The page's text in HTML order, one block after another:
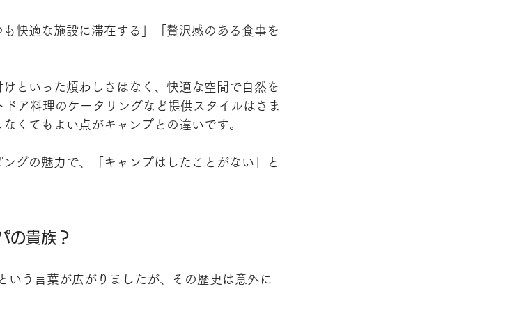
快適な施設に滞在する」「贅沢感のある食事を
といった煩わしさはなく、快適な空間で自然を
ア料理のケータリングなど提供スタイルはさま
くてもよい点がキャンプとの違いです。
グの魅力で、「キャンプはしたことがない」と
の貴族？
いう言葉が広がりましたが、その歴史は意外に